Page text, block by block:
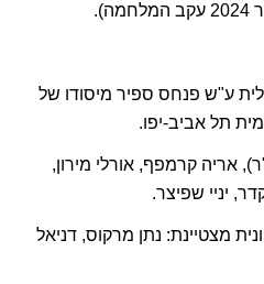
ע"ש פנחס ספיר מיסודו של
תל אביב-יפו.
אריה קרמפף, אורלי מירון,
יניי שפיצר.
מצטיינת: נתן מרקוס, דניאל